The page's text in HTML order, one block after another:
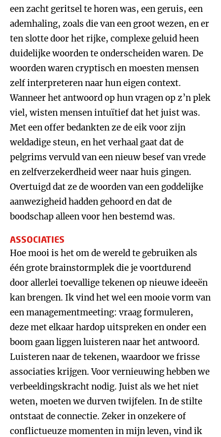
een zacht geritsel te horen was, een geruis, een
ademhaling, zoals die van een groot wezen, en er
ten slotte door het rijke, complexe geluid heen
duidelijke woorden te onderscheiden waren. De
woorden waren cryptisch en moesten mensen
zelf interpreteren naar hun eigen context.
Wanneer het antwoord op hun vragen op z’n plek
viel, wisten mensen intuïtief dat het juist was.
Met een offer bedankten ze de eik voor zijn
weldadige steun, en het verhaal gaat dat de
pelgrims vervuld van een nieuw besef van vrede
en zelfverzekerdheid weer naar huis gingen.
Overtuigd dat ze de woorden van een goddelijke
aanwezigheid hadden gehoord en dat de
boodschap alleen voor hen bestemd was.
ASSOCIATIES
Hoe mooi is het om de wereld te gebruiken als
één grote brainstormplek die je voortdurend
door allerlei toevallige tekenen op nieuwe ideeën
kan brengen. Ik vind het wel een mooie vorm van
een managementmeeting: vraag formuleren,
deze met elkaar hardop uitspreken en onder een
boom gaan liggen luisteren naar het antwoord.
Luisteren naar de tekenen, waardoor we frisse
associaties krijgen. Voor vernieuwing hebben we
verbeeldingskracht nodig. Juist als we het niet
weten, moeten we durven twijfelen. In de stilte
ontstaat de connectie. Zeker in onzekere of
conflictueuze momenten in mijn leven, vind ik